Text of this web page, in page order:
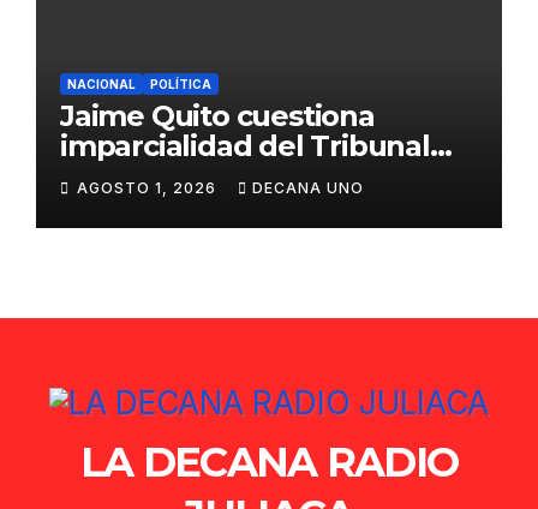
NACIONAL POLÍTICA
Jaime Quito cuestiona
imparcialidad del Tribunal
Constitucional tras liberación
de Ollanta Humala
AGOSTO 1, 2026 DECANA UNO
LA DECANA RADIO